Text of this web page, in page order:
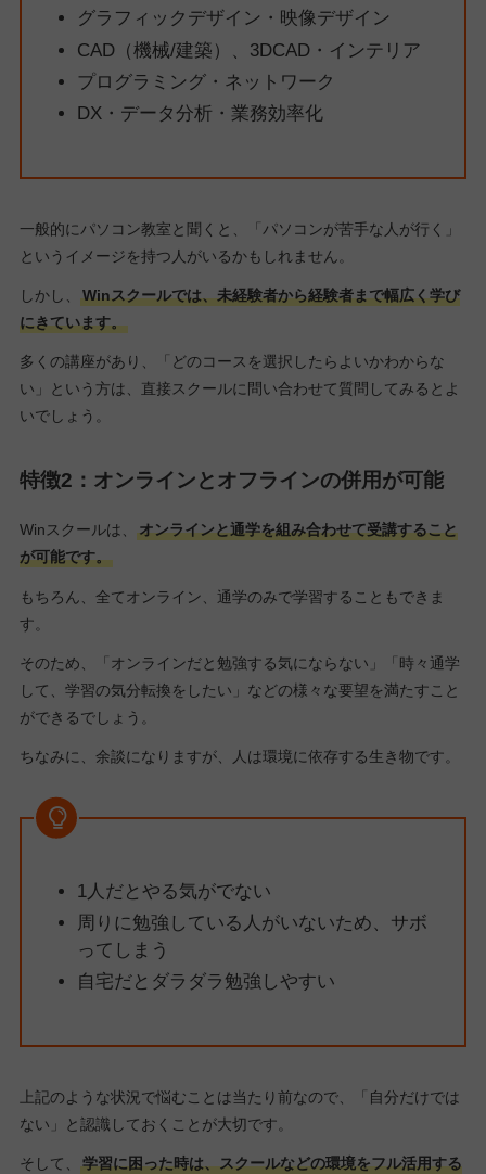
グラフィックデザイン・映像デザイン
CAD（機械/建築）、3DCAD・インテリア
プログラミング・ネットワーク
DX・データ分析・業務効率化
一般的にパソコン教室と聞くと、「パソコンが苦手な人が行く」
というイメージを持つ人がいるかもしれません。
しかし、
Winスクールでは、未経験者から経験者まで幅広く学び
にきています。
多くの講座があり、「どのコースを選択したらよいかわからな
い」という方は、直接スクールに問い合わせて質問してみるとよ
いでしょう。
特徴2：オンラインとオフラインの併用が可能
Winスクールは、
オンラインと通学を組み合わせて受講すること
が可能です。
もちろん、全てオンライン、通学のみで学習することもできま
す。
そのため、「オンラインだと勉強する気にならない」「時々通学
して、学習の気分転換をしたい」などの様々な要望を満たすこと
ができるでしょう。
ちなみに、余談になりますが、人は環境に依存する生き物です。
1人だとやる気がでない
周りに勉強している人がいないため、サボ
ってしまう
自宅だとダラダラ勉強しやすい
上記のような状況で悩むことは当たり前なので、「自分だけでは
ない」と認識しておくことが大切です。
そして、
学習に困った時は、スクールなどの環境をフル活用する